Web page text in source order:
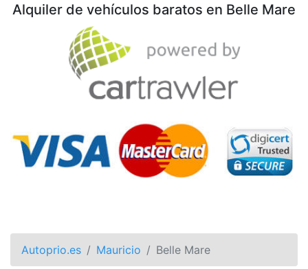
Alquiler de vehículos baratos en Belle Mare
Autoprio.es Mauricio Belle Mare